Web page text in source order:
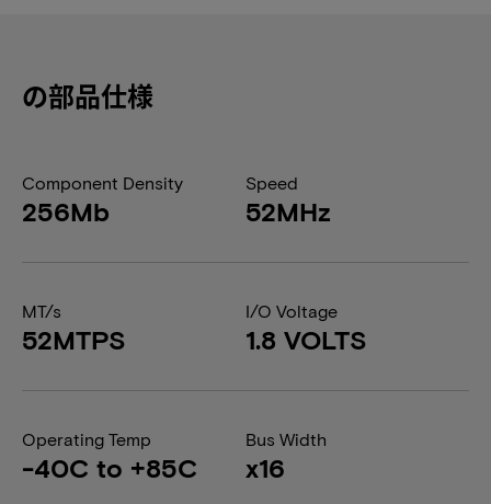
の部品仕様
Component Density
256Mb
Speed
52MHz
MT/s
52MTPS
I/O Voltage
1.8 VOLTS
Operating Temp
-40C to +85C
Bus Width
x16